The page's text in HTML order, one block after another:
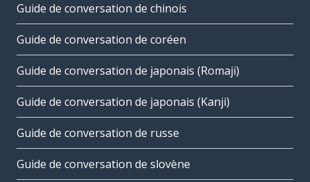
Guide de conversation de chinois
Guide de conversation de coréen
Guide de conversation de japonais (Romaji)
Guide de conversation de japonais (Kanji)
Guide de conversation de russe
Guide de conversation de slovène